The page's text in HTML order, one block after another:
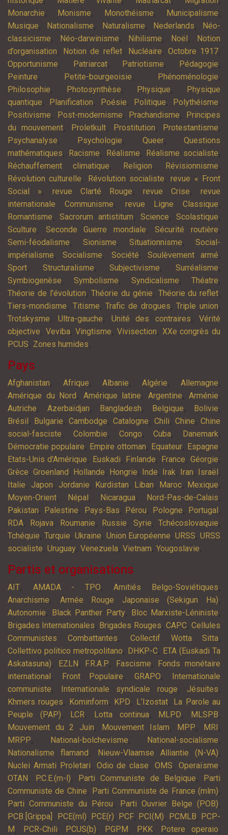
Monarchie, Monisme, Monothéisme, Municipalisme,
Musique, Nationalisme, Naturalisme, Nederlands,
Néo-
classicisme, Néo-darwinisme, Nihilisme, Noël ,
Notion
d’organisation, Notion de reflet, Nucléaire, Octobre 1917,
Opportunisme, Patriarcat, Patriotisme, Pédagogie,
Peinture, Petite-bourgeoisie, Phénoménologie,
Philosophie, Photosynthèse, Physique,
Physique
quantique, Planification, Poésie, Politique, Polythéisme,
Positivisme, Post-modernisme, Prachandisme,
Principes
du mouvement, Proletkult, Prostitution, Protestantisme,
Psychanalyse, Psychologie, Queer,Questions
mathématiques, Racisme, Réalisme, Réalisme socialiste,
Réchauffement climatique, Religion, Révisionnisme,
Révolution culturelle, Révolution socialiste,revue « Front
Social », revue Clarté Rouge, revue Crise, revue
internationale Communisme, revue Ligne Classique,
Romantisme,Sacrorum antistitum, Science, Scolastique,
Sculture, Seconde Guerre mondiale,Sécurité routière,
Semi-féodalisme, Sionisme,Situationnisme,Social-
impérialisme,Socialisme, Société, Soulèvement armé,
Sport, Structuralisme,Subjectivisme,Surréalisme,
Symbiogenèse,Symbolisme, Syndicalisme,Théatre,
Théorie de l'évolution,Théorie du génie, Théorie du reflet,
Tiers-mondisme, Titisme,Trafic de drogues,Triple union,
Trotskysme,Ultra-gauche, Unité des contraires,Vérité
objective, Veviba,Vingtisme,Vivisection, XXe congrès du
PCUS, Zones humides,
Pays
Afghanistan, Afrique, Albanie, Algérie, Allemagne,
Amérique du Nord , Amérique latine, Argentine, Arménie,
Autriche, Azerbaïdjan, Bangladesh, Belgique, Bolivie,
Brésil , Bulgarie, Cambodge, Catalogne, Chili, Chine, Chine
social-fasciste, Colombie, Congo,Cuba, Danemark,
Démocratie populaire, Empire ottoman, Equateur, Espagne,
Etats-Unis d'Amérique, Euskadi, Finlande, France,Géorgie,
Grèce, Groenland , Hollande, Hongrie, Inde, Irak, Iran, Israël ,
Italie, Japon, Jordanie, Kurdistan, Liban, Maroc, Mexique,
Moyen-Orient, Népal , Nicaragua, Nord-Pas-de-Calais,
Pakistan, Palestine, Pays-Bas, Pérou, Pologne, Portugal ,
RDA, Rojava, Roumanie, Russie, Syrie, Tchécoslovaquie,
Tchéquie,Turquie,Ukraine, Union Européenne, URSS,URSS
socialiste, Uruguay, Venezuela, Vietnam, Yougoslavie,
Partis et organisations
AIT, AMADA - TPO,Amitiés Belgo-Soviétiques,
Anarchisme, Armée Rouge Japonaise (Sekigun Ha),
Autonomie, Black Panther Party, Bloc Marxiste-Léniniste,
Brigades Internationales, Brigades Rouges, CAPC,Cellules
Communistes Combattantes, Collectif Wotta Sitta,
Collettivo politico metropolitano, DHKP-C, ETA (Euskadi Ta
Askatasuna), EZLN , F.R.A.P, Fascisme,
Fonds monétaire
international , Front Populaire, GRAPO,
Internationale
communiste, Internationale syndicale rouge, Jésuites,
Khmers rouges, Kominform, KPD, L’Izostat, La Parole au
Peuple (PAP), LCR, Lotta continua, MLPD, MLSPB,
Mouvement du 2 Juin, Mouvement Islam, MPP, MRI ,
MRPP, National-bolchevisme, National-socialisme,
Nationalisme flamand , Nieuw-Vlaamse Alliantie (N-VA),
Nuclei Armati Proletari, Odio de clase,OMS,Operaïsme,
OTAN , P.C.E.(m-l), Parti Communiste de Belgique,
Parti
Communiste de Chine, Parti Communiste de France (mlm),
Parti Communiste du Pérou, Parti Ouvrier Belge (POB),
PCB [Grippa] , PCE(ml), PCE(r), PCF, PCI(M), PCMLB, PCP-
M , PCR-Chili, PCUS(b), PGPM , PKK, Potere operaio,